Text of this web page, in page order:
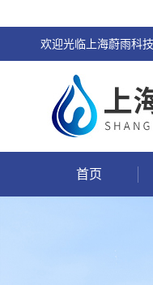
欢迎光临上海蔚雨科
首页